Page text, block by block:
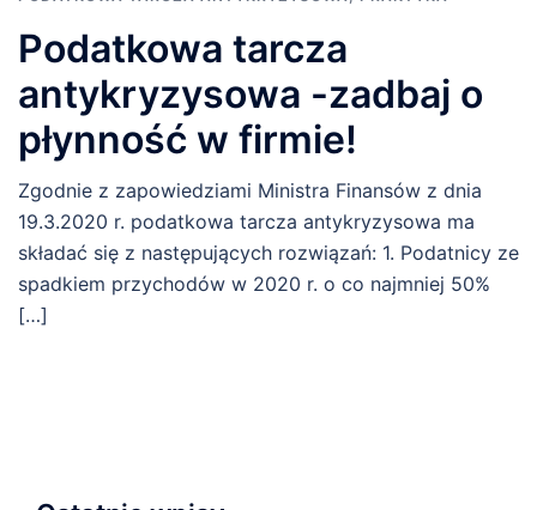
Podatkowa tarcza
antykryzysowa -zadbaj o
płynność w firmie!
Zgodnie z zapowiedziami Ministra Finansów z dnia
19.3.2020 r. podatkowa tarcza antykryzysowa ma
składać się z następujących rozwiązań: 1. Podatnicy ze
spadkiem przychodów w 2020 r. o co najmniej 50%
[…]